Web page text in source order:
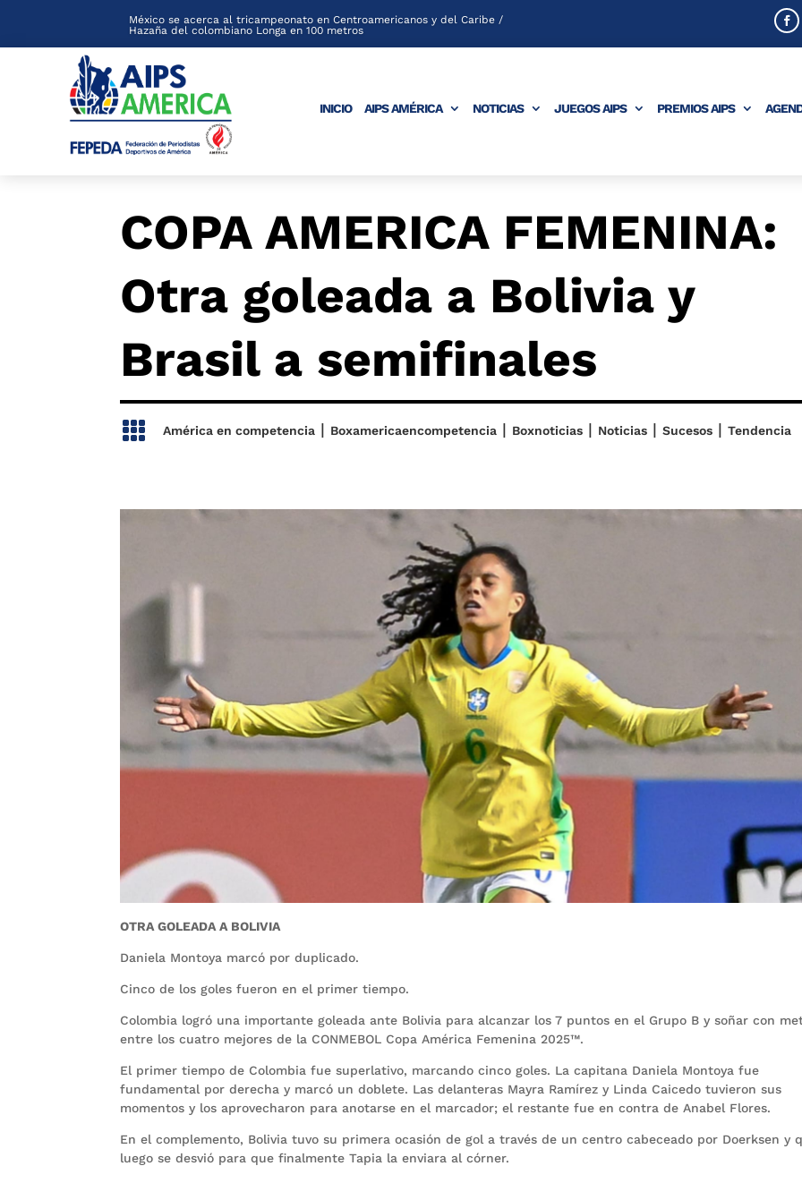
México se acerca al tricampeonato en Centroamericanos y del Caribe /
Hazaña del colombiano Longa en 100 metros
INICIO AIPS AMÉRICA NOTICIAS JUEGOS AIPS PREMIOS AIPS
COPA AMERICA FEMENINA:
Otra goleada a Bolivia y
Brasil a semifinales
 América en competencia| Boxamericaencompetencia| Boxnoticias| Noticias| Sucesos| Tendencia
OTRA GOLEADA A BOLIVIA
Daniela Montoya marcó por duplicado.
Cinco de los goles fueron en el primer tiempo.
Colombia logró una importante goleada ante Bolivia para alcanzar los 7 puntos en el Grupo B y soñar con
entre los cuatro mejores de la CONMEBOL Copa América Femenina 2025™.
El primer tiempo de Colombia fue superlativo, marcando cinco goles. La capitana Daniela Montoya fue
fundamental por derecha y marcó un doblete. Las delanteras Mayra Ramírez y Linda Caicedo tuvieron sus
momentos y los aprovecharon para anotarse en el marcador; el restante fue en contra de Anabel Flores.
En el complemento, Bolivia tuvo su primera ocasión de gol a través de un centro cabeceado por Doerksen y
luego se desvió para que finalmente Tapia la enviara al córner.